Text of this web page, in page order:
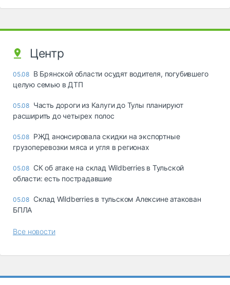
Центр
05.08 В Брянской области осудят водителя, погубившего
целую семью в ДТП
05.08 Часть дороги из Калуги до Тулы планируют
расширить до четырех полос
05.08 РЖД анонсировала скидки на экспортные
грузоперевозки мяса и угля в регионах
05.08 СК об атаке на склад Wildberries в Тульской
области: есть пострадавшие
05.08 Склад Wildberries в тульском Алексине атакован
БПЛА
Все новости